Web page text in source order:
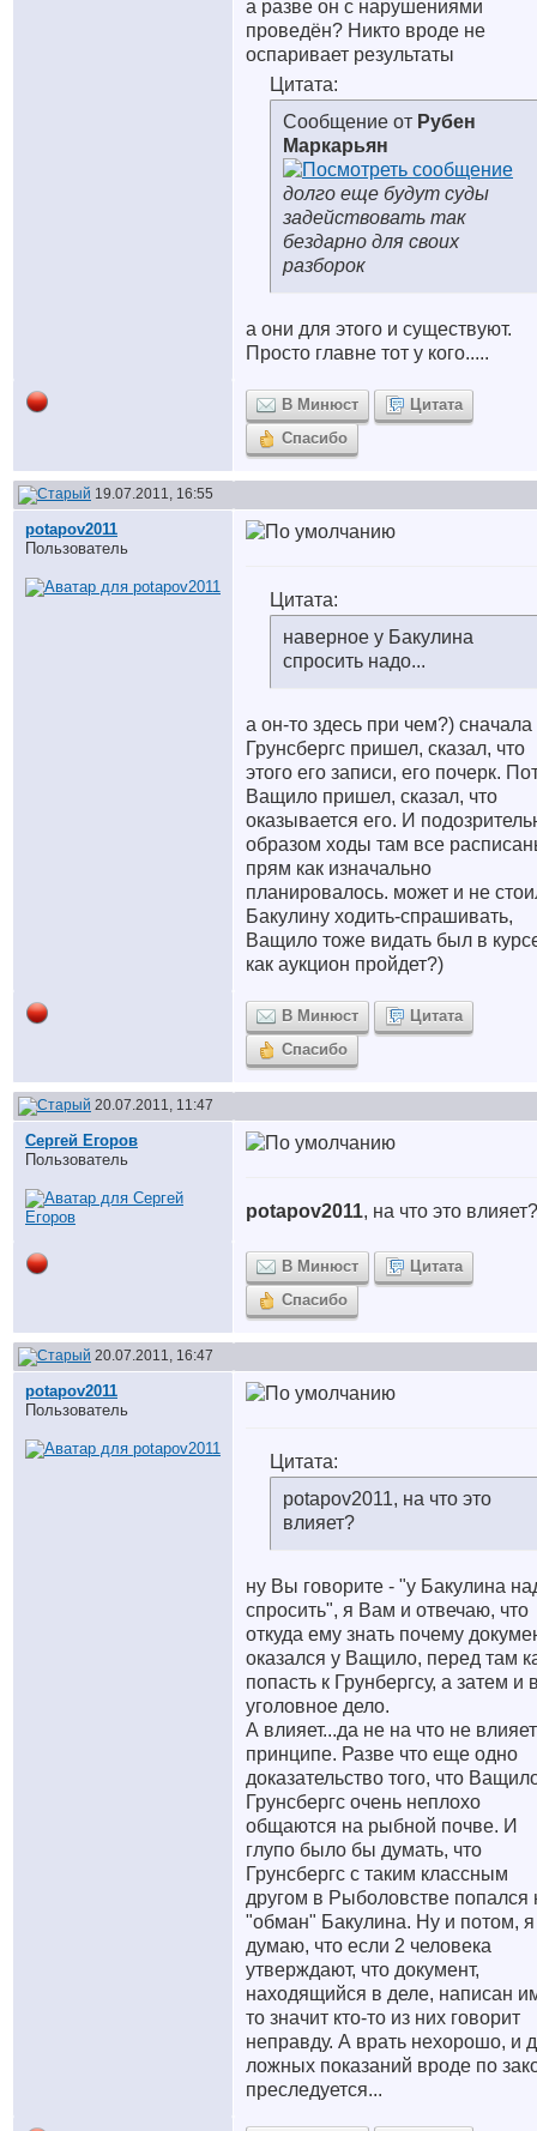
а разве он с нарушениями
проведён? Никто вроде не
оспаривает результаты
Цитата:
Сообщение от Рубен
Маркарьян
долго еще будут суды
задействовать так
бездарно для своих
разборок
а они для этого и существуют.
Просто главне тот у кого.....
В Минюст
Цитата
Спасибо
19.07.2011, 16:55
potapov2011
Пользователь
Цитата:
наверное у Бакулина
спросить надо...
а он-то здесь при чем?) сначала
Грунсбергс пришел, сказал, что
этого его записи, его почерк.
Ващило пришел, сказал, что
оказывается его. И
образом ходы там все
прям как изначально
планировалось. может и не
Бакулину ходить-спрашивать,
Ващило тоже видать был в
как аукцион пройдет?)
В Минюст
Цитата
Спасибо
20.07.2011, 11:47
Сергей Егоров
Пользователь
potapov2011, на что это влияет?
В Минюст
Цитата
Спасибо
20.07.2011, 16:47
potapov2011
Пользователь
Цитата:
potapov2011, на что это
влияет?
ну Вы говорите - "у Бакулина
спросить", я Вам и отвечаю, что
откуда ему знать почему
оказался у Ващило, перед там
попасть к Грунбергсу, а затем и
уголовное дело.
А влияет...да не на что не
принципе. Разве что еще одно
доказательство того, что
Грунсбергс очень неплохо
общаются на рыбной почве. И
глупо было бы думать, что
Грунсбергс с таким классным
другом в Рыболовстве попался
"обман" Бакулина. Ну и потом, я
думаю, что если 2 человека
утверждают, что документ,
находящийся в деле, написан
то значит кто-то из них говорит
неправду. А врать нехорошо, и
ложных показаний вроде по
преследуется...